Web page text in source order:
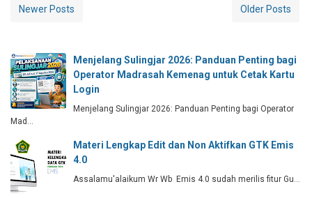
Newer Posts Older Posts
Menjelang Sulingjar 2026: Panduan Penting bagi
Operator Madrasah Kemenag untuk Cetak Kartu
Login
Menjelang Sulingjar 2026: Panduan Penting bagi Operator
Mad…
Materi Lengkap Edit dan Non Aktifkan GTK Emis
4.0
Assalamu'alaikum Wr Wb Emis 4.0 sudah merilis fitur Gu…